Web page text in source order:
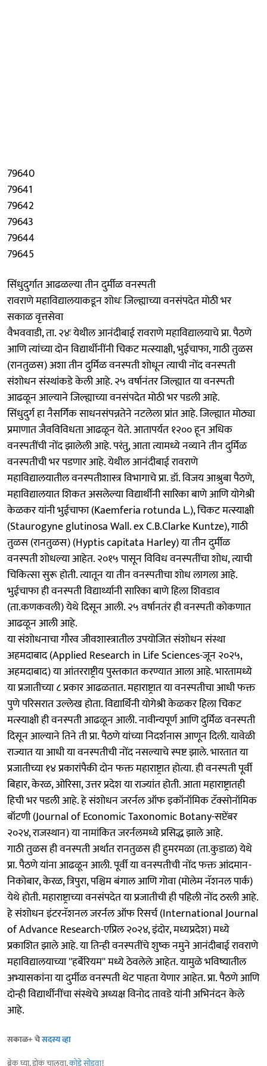
79640
79641
79642
79643
79644
79645
सिंधुदुर्गात आढळल्या तीन दुर्मीळ वनस्पती
रावराणे महाविद्यालयाकडून शोधः जिल्ह्याच्या वनसंपदेत मोठी भर
सकाळ वृत्तसेवा
वैभववाडी, ता. २४ः येथील आनंदीबाई रावराणे महाविद्यालयाचे प्रा. पैठणे
आणि त्यांच्या दोन विद्यार्थीनींनी चिकट मत्स्याक्षी, भुईचाफा, गाठी तुळस
(रानतुळस) अशा तीन दुर्मिळ वनस्पती शोधून त्याची नोंद वनस्पती
संशोधन संस्थांकडे केली आहे. २५ वर्षानंतर जिल्ह्यात या वनस्पती
आढळून आल्याने जिल्ह्याच्या वनसंपदेत मोठी भर पडली आहे.
सिंधुदुर्ग हा नैसर्गिक साधनसंपन्नतेने नटलेला प्रांत आहे. जिल्ह्यात मोठ्या
प्रमाणात जैवविविधता आढळून येते. आतापर्यत १२०० हून अधिक
वनस्पतींची नोंद झालेली आहे. परंतु, आता त्यामध्ये नव्याने तीन दुर्मिळ
वनस्पतीची भर पडणार आहे. येथील आनंदीबाई रावराणे
महाविद्यालयातील वनस्पतीशास्त्र विभागाचे प्रा. डॉ. विजय आश्रुबा पैठणे,
महाविद्यालयात शिकत असलेल्या विद्यार्थीनी सारिका बाणे आणि योगेश्री
केळकर यांनी भुईचाफा (Kaemferia rotunda L.), चिकट मत्स्याक्षी
(Staurogyne glutinosa Wall. ex C.B.Clarke Kuntze), गाठी
तुळस (रानतुळस) (Hyptis capitata Harley) या तीन दुर्मीळ
वनस्पती शोधल्या आहेत. २०१५ पासून विविध वनस्पतींचा शोध, त्याची
चिकित्सा सुरू होती. त्यातून या तीन वनस्पतीचा शोध लागला आहे.
भुईचाफा ही वनस्पती विद्यार्थ्यानी सारिका बाणे हिला शिवडाव
(ता.कणकवली) येथे दिसून आली. २५ वर्षानतंर ही वनस्पती कोकणात
आढळून आली आहे.
या संशोधनाचा गौरव जीवशास्त्रातील उपयोजित संशोधन संस्था
अहमदाबाद (Applied Research in Life Sciences-जून २०२५,
अहमदाबाद) या आंतरराष्ट्रीय पुस्तकात करण्यात आला आहे. भारतामध्ये
या प्रजातीच्या ८ प्रकार आढळतात. महाराष्ट्रात या वनस्पतीचा आधी फक्त
पुणे परिसरात उल्लेख होता. विद्यार्थिनी योगेश्री केळकर हिला चिकट
मत्स्याक्षी ही वनस्पती आढळून आली. नावीन्यपूर्ण आणि दुर्मिळ वनस्पती
दिसून आल्याने तिने ती प्रा. पैठणे यांच्या निदर्शनास आणून दिली. यावेळी
राज्यात या आधी या वनस्पतीची नोंद नसल्याचे स्पष्ट झाले. भारतात या
प्रजातीच्या १४ प्रकारांपैकी दोन फक्त महाराष्ट्रात होत्या. ही वनस्पती पूर्वी
बिहार, केरळ, ओरिसा, उत्तर प्रदेश या राज्यांत होती. आता महाराष्ट्रातही
हिची भर पडली आहे. हे संशोधन जरर्नल ऑफ इकॉनॉमिक टॅक्सोनॉमिक
बॉटणी (Journal of Economic Taxonomic Botany-सप्टेंबर
२०२४, राजस्थान) या नामांकित जरर्नलमध्ये प्रसिद्ध झाले आहे.
गाठी तुळस ही वनस्पती अर्थात रानतुळस ही हुमरमळा (ता.कुडाळ) येथे
प्रा. पैठणे यांना आढळून आली. पूर्वी या वनस्पतीची नोंद फक्त आंदमान-
निकोबार, केरळ, त्रिपुरा, पश्चिम बंगाल आणि गोवा (मोलेम नॅशनल पार्क)
येथे होती. महाराष्ट्राच्या वनसंपदेत या प्रजातीची ही पहिली नोंद ठरली आहे.
हे संशोधन इंटरनॅशनल जरर्नल ऑफ रिसर्च (International Journal
of Advance Research-एप्रिल २०२४, इंदोर, मध्यप्रदेश) मध्ये
प्रकाशित झाले आहे. या तिन्ही वनस्पतींचे शुष्क नमुने आनंदीबाई रावराणे
महाविद्यालयाच्या ''हर्बेरियम'' मध्ये ठेवलेले आहेत. यामुळे भविष्यातील
अभ्यासकांना या दुर्मीळ वनस्पती थेट पाहता येणार आहेत. प्रा. पैठणे आणि
दोन्ही विद्यार्थीनींचा संस्थेचे अध्यक्ष विनोद तावडे यांनी अभिनंदन केले
आहे.
सकाळ+ चेसदस्य व्हा
ब्रेक घ्या, डोकं चालवा,कोडे सोडवा!